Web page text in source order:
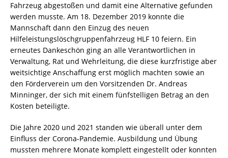
Fahrzeug abgestoßen und damit eine Alternative gefunden
werden musste. Am 18. Dezember 2019 konnte die
Mannschaft dann den Einzug des neuen
Hilfeleistungslöschgruppenfahrzeug HLF 10 feiern. Ein
erneutes Dankeschön ging an alle Verantwortlichen in
Verwaltung, Rat und Wehrleitung, die diese kurzfristige aber
weitsichtige Anschaffung erst möglich machten sowie an
den Förderverein um den Vorsitzenden Dr. Andreas
Minninger, der sich mit einem fünfstelligen Betrag an den
Kosten beteiligte.
Die Jahre 2020 und 2021 standen wie überall unter dem
Einfluss der Corona-Pandemie. Ausbildung und Übung
mussten mehrere Monate komplett eingestellt oder konnten